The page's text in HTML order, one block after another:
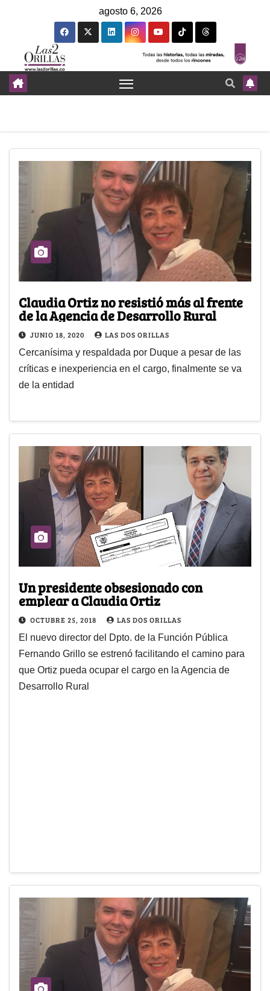
agosto 6, 2026
Claudia Ortiz no resistió más al frente
de la Agencia de Desarrollo Rural
JUNIO 18, 2020 LAS DOS ORILLAS
Cercanísima y respaldada por Duque a pesar de las
críticas e inexperiencia en el cargo, finalmente se va
de la entidad
Un presidente obsesionado con
emplear a Claudia Ortiz
OCTUBRE 25, 2018 LAS DOS ORILLAS
El nuevo director del Dpto. de la Función Pública
Fernando Grillo se estrenó facilitando el camino para
que Ortiz pueda ocupar el cargo en la Agencia de
Desarrollo Rural